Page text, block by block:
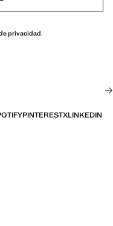
privacidad.
PINTERESTXLINKEDIN